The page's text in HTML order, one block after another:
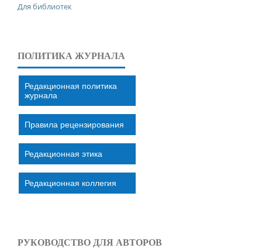
Для библиотек
ПОЛИТИКА ЖУРНАЛА
Редакционная политика
журнала
Правила рецензирования
Редакционная этика
Редакционная коллегия
РУКОВОДСТВО ДЛЯ АВТОРОВ